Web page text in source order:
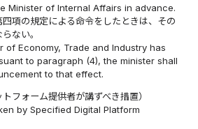
Minister of Internal Affairs in advance.
項の規定による命令をしたときは、その
ない。
of Economy, Trade and Industry has
to paragraph (4), the minister shall
to that effect.
トフォーム提供者が講ずべき措置）
by Specified Digital Platform